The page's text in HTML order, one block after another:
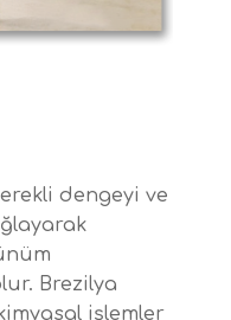
dengeyi ve
Brezilya
işlemler